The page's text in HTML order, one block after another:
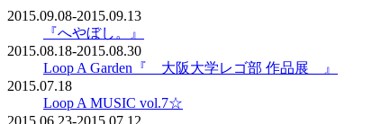
2015.09.08-2015.09.13
『へやぼし。』
2015.08.18-2015.08.30
Loop A Garden『 大阪大学レゴ部 作品展 』
2015.07.18
Loop A MUSIC vol.7☆
2015.06.23-2015.07.12